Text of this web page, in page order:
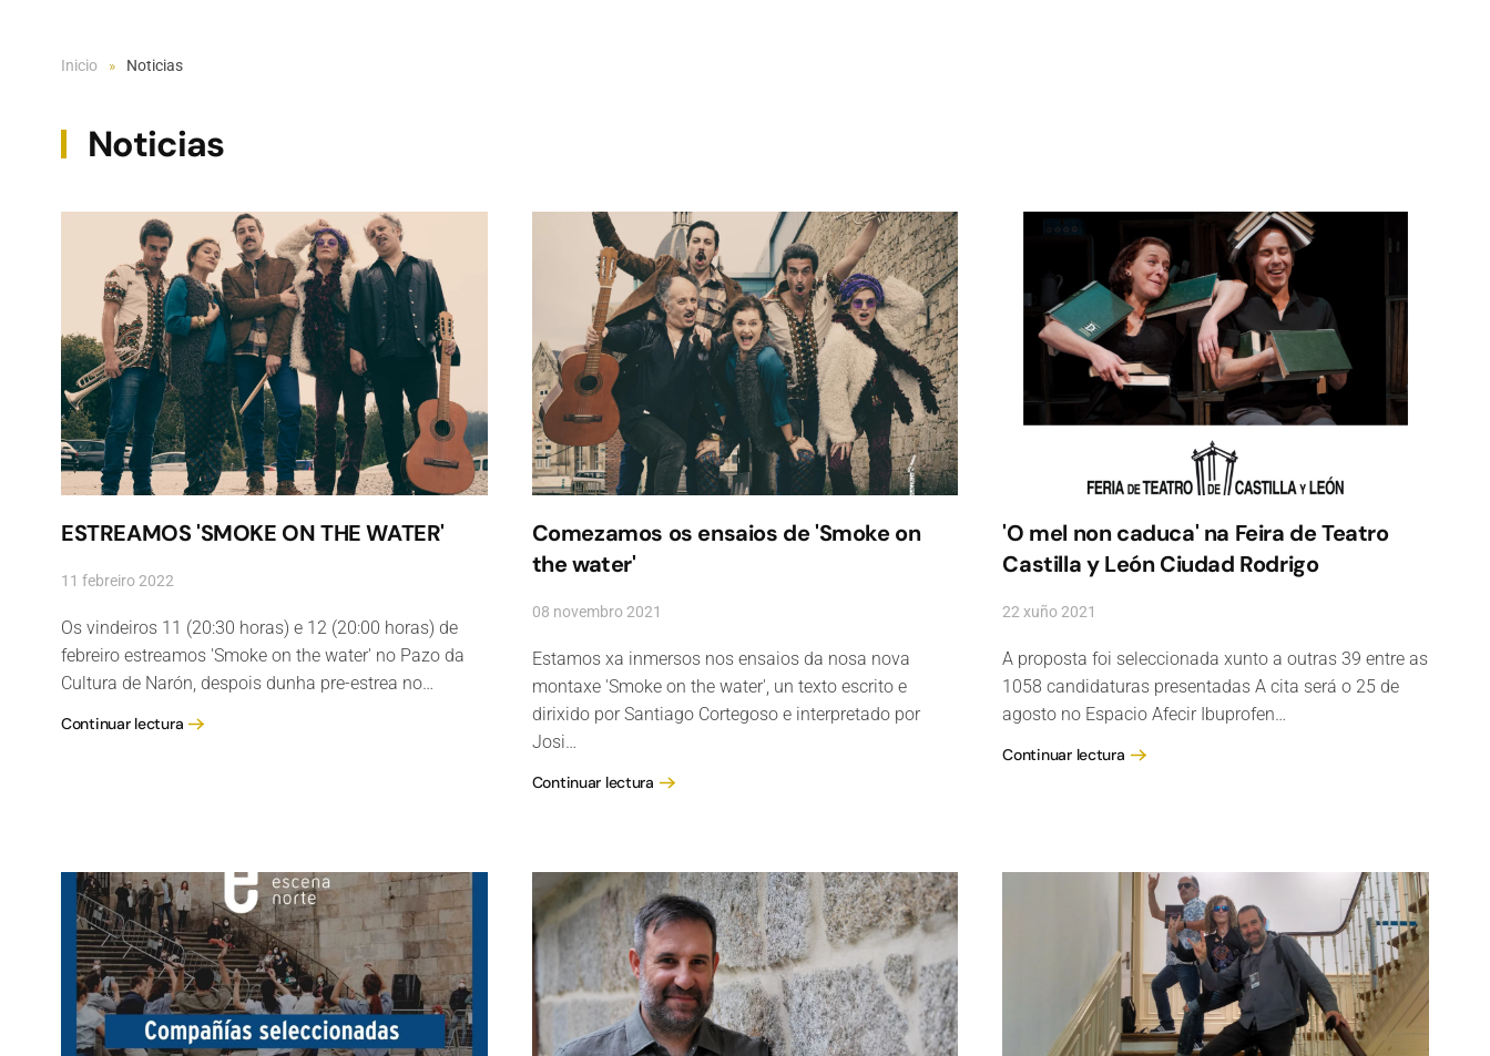
Inicio Noticias
Noticias
ESTREAMOS 'SMOKE ON THE WATER'
11 febreiro 2022
Os vindeiros 11 (20:30 horas) e 12 (20:00 horas) de
febreiro estreamos 'Smoke on the water' no Pazo da
Cultura de Narón, despois dunha pre-estrea no…
Continuar lectura
Comezamos os ensaios de 'Smoke on
the water'
08 novembro 2021
Estamos xa inmersos nos ensaios da nosa nova
montaxe 'Smoke on the water', un texto escrito e
dirixido por Santiago Cortegoso e interpretado por
Josi…
Continuar lectura
'O mel non caduca' na Feira de Teatro
Castilla y León Ciudad Rodrigo
22 xuño 2021
A proposta foi seleccionada xunto a outras 39 entre as
1058 candidaturas presentadas A cita será o 25 de
agosto no Espacio Afecir Ibuprofen…
Continuar lectura